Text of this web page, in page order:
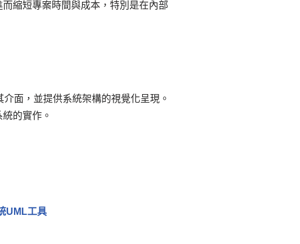
縮短專案時間與成本，特別是在內部
面，並提供系統架構的視覺化呈現。
的實作。
UML工具